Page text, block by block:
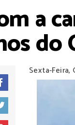
a
do
Sexta-Feira,